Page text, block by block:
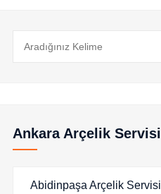
Ankara Arçelik Servisi
Abidinpaşa Arçelik Servisi